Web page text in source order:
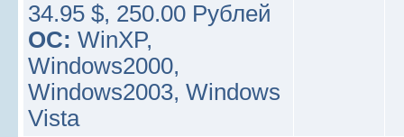
34.95 $, 250.00 Рублей
ОС: WinXP,
Windows2000,
Windows2003, Windows
Vista